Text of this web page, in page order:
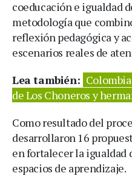
coeducación e igualdad
metodología que
reflexión pedagógica y
escenarios reales de
Lea también:
de Los Choneros y
Como resultado del
desarrollaron 16
en fortalecer la igualdad
espacios de aprendizaje.